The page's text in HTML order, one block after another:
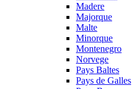
Madere
Majorque
Malte
Minorque
Montenegro
Norvege
Pays Baltes
Pays de Galles